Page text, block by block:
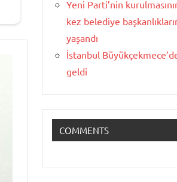
Yeni Parti’nin
kez belediye
yaşandı
İstanbul
geldi
COMMENTS